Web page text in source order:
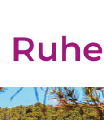
Ruhe